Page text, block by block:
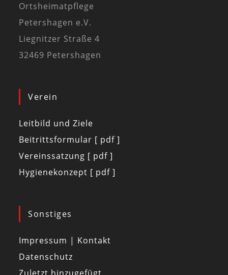
Ortsheimatpflege
Petershagen e.V.
Liegnitzer Straße 4
32469 Petershagen
Verein
Leitbild und Ziele
Beitrittsformular [ pdf ]
Vereinssatzung [ pdf ]
Hygienekonzept [ pdf ]
Sonstiges
Impressum | Kontakt
Datenschutz